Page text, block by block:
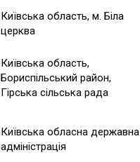
Київська область, м. Біла
церква
Київська область,
Бориспільський район,
Гірська сільська рада
Київська обласна державна
адміністрація